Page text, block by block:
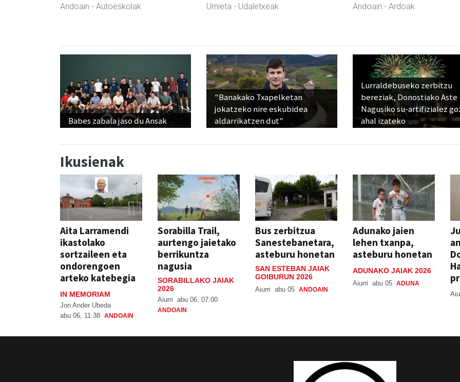
Andoain - Autoeskolak Urnieta - Udaletxeak Andoain - Ardoak
Babes zabala jaso du Ansak
"Banakako Txapelketan
jokatzeko nire eskubidea
aldarrikatzen dut"
Lurraldebuseko zerbitzu
bereziak, Donostiako Aste
Nagusiko su-artifizialez
ahal izateko
Ikusienak
Aita Larramendi
ikastolako
sortzaileen eta
ondorengoen
arteko katebegia
IN MEMORIAM
Jon Ander Ubeda
abu 06, 11:38 ANDOAIN
Sorabilla Trail,
aurtengo jaietako
berrikuntza
nagusia
SORABILLAKO JAIAK
2026
Aiurri abu 06, 07:00
ANDOAIN
Bus zerbitzua
Sanestebanetara,
asteburu honetan
SAN ESTEBAN JAIAK
GOIBURUN 2026
Aiurri abu 05 ANDOAIN
Adunako jaien
lehen txanpa,
asteburu honetan
ADUNAKO JAIAK 2026
Aiurri abu 05 ADUNA